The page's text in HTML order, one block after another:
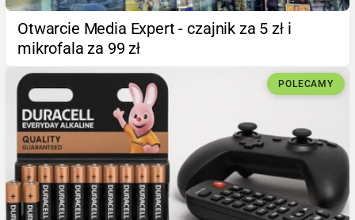
Otwarcie Media Expert - czajnik za 5 zł i
mikrofala za 99 zł
POLECAMY